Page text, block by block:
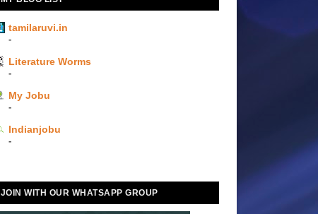
tamilaruvi.in
-
Literature Worms
-
My Jobu
-
Indianjobu
-
JOIN WITH OUR WHATSAPP GROUP